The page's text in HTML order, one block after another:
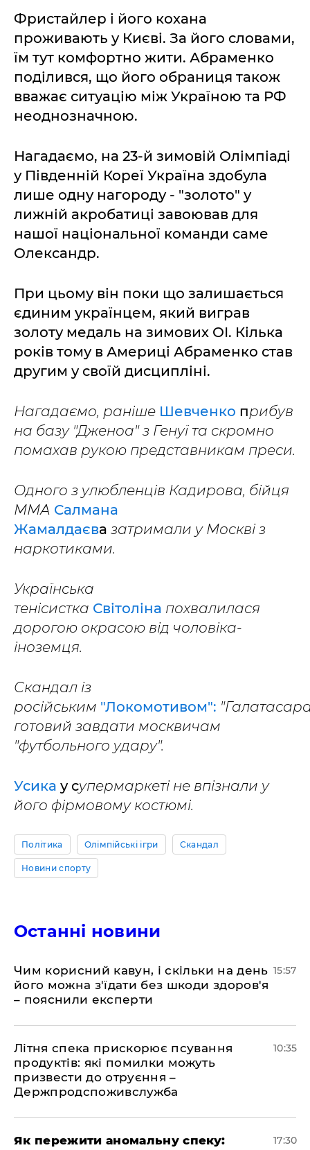
Фристайлер і його кохана
проживають у Києві. За його словами,
їм тут комфортно жити. Абраменко
поділився, що його обраниця також
вважає ситуацію між Україною та РФ
неоднозначною.
Нагадаємо, на 23-й зимовій Олімпіаді
у Південній Кореї Україна здобула
лише одну нагороду - "золото" у
лижній акробатиці завоював для
нашої національної команди саме
Олександр.
При цьому він поки що залишається
єдиним українцем, який виграв
золоту медаль на зимових ОІ. Кілька
років тому в Америці Абраменко став
другим у своїй дисципліні.
Нагадаємо, раніше Шевченко прибув
на базу "Дженоа" з Генуї та скромно
помахав рукою представникам преси.
Одного з улюбленців Кадирова, бійця
ММА Салмана
Жамалдаєва затримали у Москві з
наркотиками.
Українська
тенісистка Світоліна похвалилася
дорогою окрасою від чоловіка-
іноземця.
Скандал із
російським "Локомотивом":
готовий завдати москвичам
"футбольного удару".
Усика у супермаркеті не впізнали у
його фірмовому костюмі.
Політика Олімпійські ігри Скандал
Новини спорту
Останні новини
Чим корисний кавун, і скільки на день
його можна з'їдати без шкоди здоров'я
– пояснили експерти
15:57
Літня спека прискорює псування
продуктів: які помилки можуть
призвести до отруєння –
Держпродспоживслужба
10:35
Як пережити аномальну спеку:
17:30